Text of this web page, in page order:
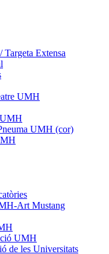
Targeta Extensa
UMH
UMH
UMH (cor)
Art Mustang
UMH
de les Universitats